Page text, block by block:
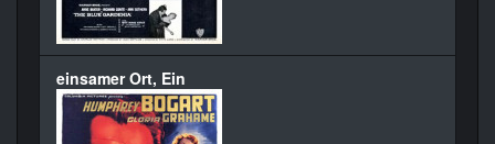
einsamer Ort, Ein